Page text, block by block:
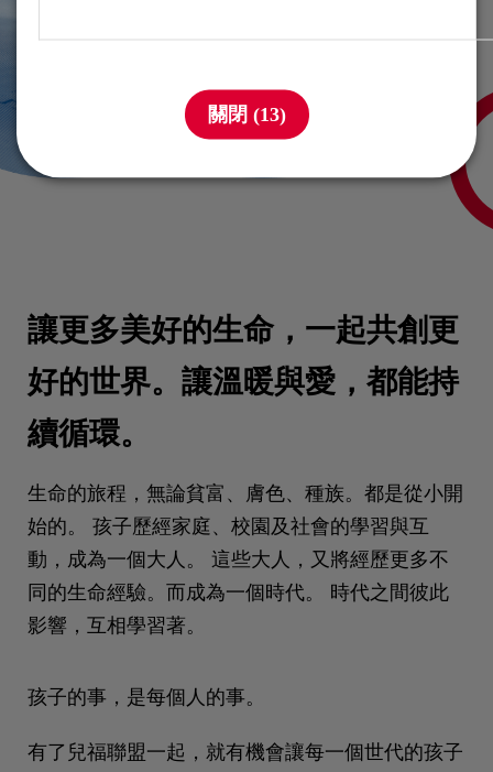
讓更多美好的生命，一起共創更
好的世界。讓溫暖與愛，都能持
續循環。
生命的旅程，無論貧富、膚色、種族。都是從小開
始的。 孩子歷經家庭、校園及社會的學習與互
動，成為一個大人。 這些大人，又將經歷更多不
同的生命經驗。而成為一個時代。 時代之間彼此
影響，互相學習著。
孩子的事，是每個人的事。
有了兒福聯盟一起，就有機會讓每一個世代的孩子
關閉 (12)